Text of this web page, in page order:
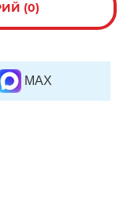
(0)
MAX